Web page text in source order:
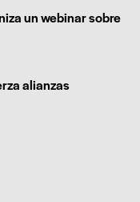
un webinar sobre
alianzas